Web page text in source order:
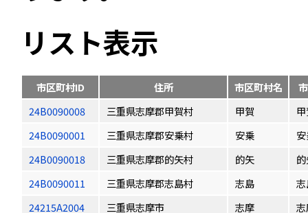
リスト表示
市区町村ID 住所 市区町村名
24B0090008
三重県志摩郡甲賀村 甲賀
24B0090001
三重県志摩郡安乗村 安乗
24B0090018
三重県志摩郡的矢村 的矢
24B0090011
三重県志摩郡志島村 志島
24215A2004
三重県志摩市 志摩